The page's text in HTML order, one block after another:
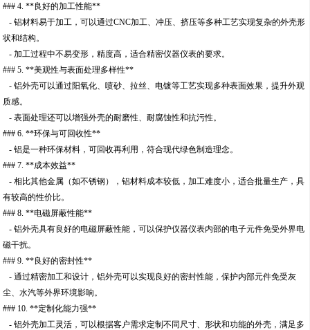
### 4. **良好的加工性能**
- 铝材料易于加工，可以通过CNC加工、冲压、挤压等多种工艺实现复杂的外壳形
状和结构。
- 加工过程中不易变形，精度高，适合精密仪器仪表的要求。
### 5. **美观性与表面处理多样性**
- 铝外壳可以通过阳氧化、喷砂、拉丝、电镀等工艺实现多种表面效果，提升外观
质感。
- 表面处理还可以增强外壳的耐磨性、耐腐蚀性和抗污性。
### 6. **环保与可回收性**
- 铝是一种环保材料，可回收再利用，符合现代绿色制造理念。
### 7. **成本效益**
- 相比其他金属（如不锈钢），铝材料成本较低，加工难度小，适合批量生产，具
有较高的性价比。
### 8. **电磁屏蔽性能**
- 铝外壳具有良好的电磁屏蔽性能，可以保护仪器仪表内部的电子元件免受外界电
磁干扰。
### 9. **良好的密封性**
- 通过精密加工和设计，铝外壳可以实现良好的密封性能，保护内部元件免受灰
尘、水汽等外界环境影响。
### 10. **定制化能力强**
- 铝外壳加工灵活，可以根据客户需求定制不同尺寸、形状和功能的外壳，满足多